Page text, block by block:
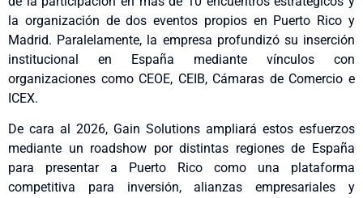
la organización de dos eventos propios en Puerto Rico y
Madrid. Paralelamente, la empresa profundizó su inserción
institucional en España mediante vínculos con
organizaciones como CEOE, CEIB, Cámaras de Comercio e
ICEX.
De cara al 2026, Gain Solutions ampliará estos esfuerzos
mediante un roadshow por distintas regiones de España
para presentar a Puerto Rico como una plataforma
competitiva para inversión, alianzas empresariales y